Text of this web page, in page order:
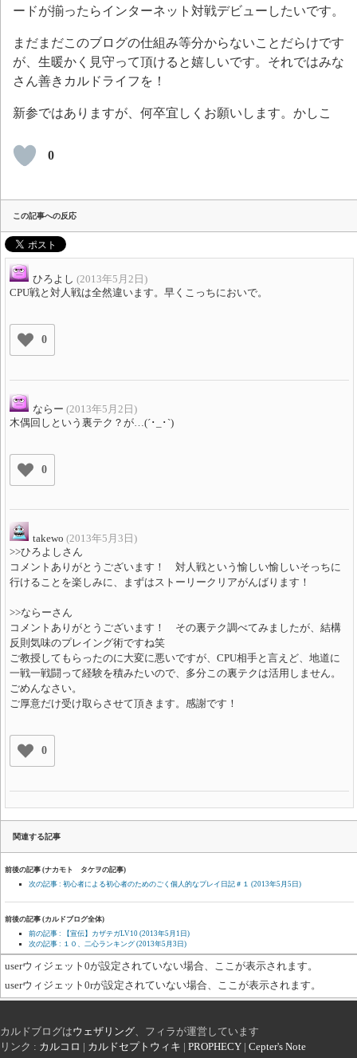
ードが揃ったらインターネット対戦デビューしたいです。
まだまだこのブログの仕組み等分からないことだらけです
が、生暖かく見守って頂けると嬉しいです。それではみな
さん善きカルドライフを！
新参ではありますが、何卒宜しくお願いします。かしこ
0
この記事への反応
ひろよし (2013年5月2日)
CPU戦と対人戦は全然違います。早くこっちにおいで。
0
ならー (2013年5月2日)
木偶回しという裏テク？が…(´･_･`)
0
takewo (2013年5月3日)
>>ひろよしさん
コメントありがとうございます！ 対人戦という愉しい愉しいそっちに
行けることを楽しみに、まずはストーリークリアがんばります！
>>ならーさん
コメントありがとうございます！ その裏テク調べてみましたが、結構
反則気味のプレイング術ですね笑
ご教授してもらったのに大変に悪いですが、CPU相手と言えど、地道に
一戦一戦闘って経験を積みたいので、多分この裏テクは活用しません。
ごめんなさい。
ご厚意だけ受け取らさせて頂きます。感謝です！
0
関連する記事
前後の記事 (ナカモト タケヲの記事)
次の記事 : 初心者による初心者のためのごく個人的なプレイ日記＃１ (2013年5月5日)
前後の記事 (カルドブログ全体)
前の記事 : 【宣伝】カザテガLV10 (2013年5月1日)
次の記事 : １０、二心ランキング (2013年5月3日)
userウィジェット0が設定されていない場合、ここが表示されます。
userウィジェット0rが設定されていない場合、ここが表示されます。
カルドブログはウェザリング 、フィラが運営しています
リンク : カルコロ | カルドセプトウィキ | PROPHECY | Cepter's Note